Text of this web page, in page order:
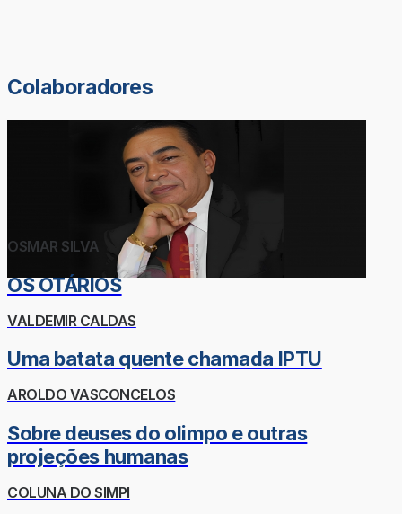
Colaboradores
OSMAR SILVA
OS OTÁRIOS
VALDEMIR CALDAS
Uma batata quente chamada IPTU
AROLDO VASCONCELOS
Sobre deuses do olimpo e outras
projeções humanas
COLUNA DO SIMPI